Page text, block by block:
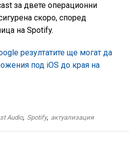
за двете операционни
скоро, според
на Spotify.
резултатите ще могат да
под iOS до края на
Audio, Spotify, актуализация